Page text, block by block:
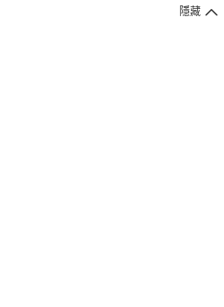
1. 送貨到府（受衛生署條例規管產品除外 ）
隱藏